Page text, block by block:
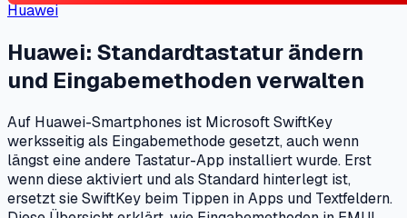
Huawei
Huawei: Standardtastatur ändern
und Eingabemethoden verwalten
Auf Huawei-Smartphones ist Microsoft SwiftKey
werksseitig als Eingabemethode gesetzt, auch wenn
längst eine andere Tastatur-App installiert wurde. Erst
wenn diese aktiviert und als Standard hinterlegt ist,
ersetzt sie SwiftKey beim Tippen in Apps und Textfeldern.